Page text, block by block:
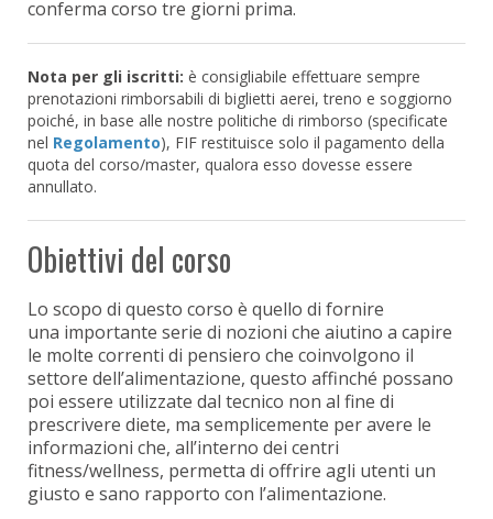
conferma corso tre giorni prima.
Nota per gli iscritti: è consigliabile effettuare sempre
prenotazioni rimborsabili di biglietti aerei, treno e soggiorno
poiché, in base alle nostre politiche di rimborso (specificate
nel Regolamento), FIF restituisce solo il pagamento della
quota del corso/master, qualora esso dovesse essere
annullato.
Obiettivi del corso
Lo scopo di questo corso è quello di fornire
una importante serie di nozioni che aiutino a capire
le molte correnti di pensiero che coinvolgono il
settore dell’alimentazione, questo affinché possano
poi essere utilizzate dal tecnico non al fine di
prescrivere diete, ma semplicemente per avere le
informazioni che, all’interno dei centri
fitness/wellness, permetta di offrire agli utenti un
giusto e sano rapporto con l’alimentazione.